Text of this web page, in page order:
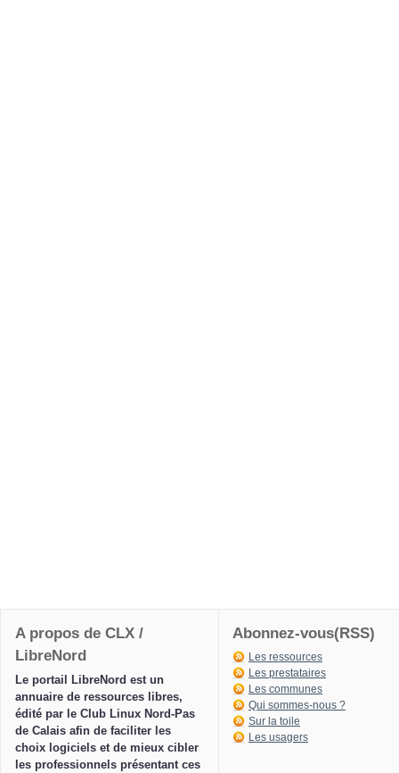
A propos de CLX /
LibreNord
Le portail LibreNord est un
annuaire de ressources libres,
édité par le Club Linux Nord-Pas
de Calais afin de faciliter les
choix logiciels et de mieux cibler
les professionnels présentant ces
Abonnez-vous(RSS)
Les ressources
Les prestataires
Les communes
Qui sommes-nous ?
Sur la toile
Les usagers